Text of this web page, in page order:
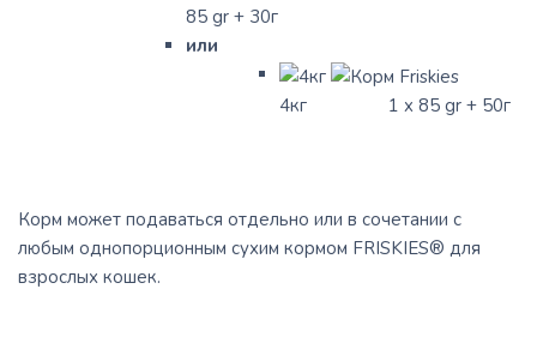
85 gr + 30г
или
4кг 1 x 85 gr + 50г
Корм может подаваться отдельно или в сочетании с
любым однопорционным сухим кормом FRISKIES® для
взрослых кошек.